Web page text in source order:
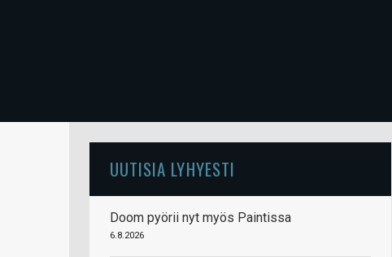
UUTISIA LYHYESTI
Doom pyörii nyt myös Paintissa
6.8.2026